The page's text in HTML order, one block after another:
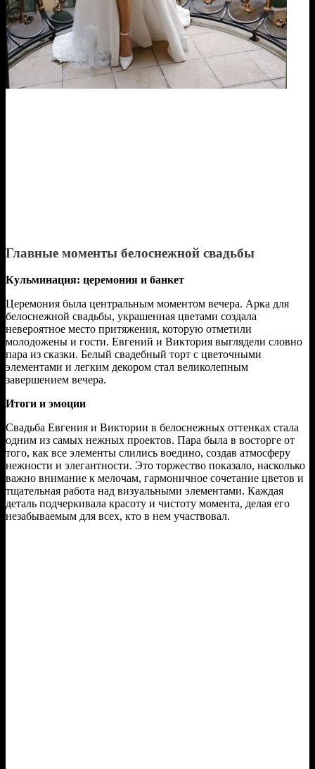
Главные моменты белоснежной свадьбы
Кульминация: церемония и банкет
Церемония была центральным моментом вечера. Арка для
белоснежной свадьбы, украшенная цветами создала
невероятное место притяжения, которую отметили
молодожены и гости. Евгений и Виктория выглядели словно
пара из сказки. Белый свадебный торт с цветочными
элементами и легким декором стал великолепным
завершением вечера.
Итоги и эмоции
Свадьба Евгения и Виктории в белоснежных оттенках стала
одним из самых нежных проектов. Пара была в восторге от
того, как все элементы слились воедино, создав атмосферу
нежности и элегантности. Это торжество показало, насколько
важно внимание к мелочам, гармоничное сочетание цветов и
тщательная работа над визуальными элементами. Каждая
деталь подчеркивала красоту и чистоту момента, делая его
незабываемым для всех, кто в нем участвовал.